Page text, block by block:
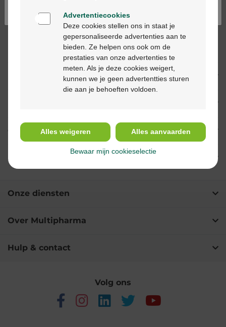
Klantendienstvia chat ofcontactformulier
Productbeschrijving
Ingrediënten
Onze diensten
Over Multipharma
Hulp & contact
Volg ons
Advertentiecookies
Deze cookies stellen ons in staat je
gepersonaliseerde advertenties aan te
bieden. Ze helpen ons ook om de
prestaties van onze advertenties te
meten. Als je deze cookies weigert,
kunnen we je geen advertentties sturen
die aan je behoeften voldoen.
Alles weigeren Alles aanvaarden
Bewaar mijn cookieselectie